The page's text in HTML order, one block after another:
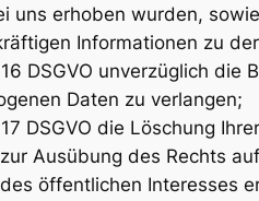
uns erhoben wurden,
Informationen zu
DSGVO unverzüglich die
Daten zu verlangen;
DSGVO die Löschung
Ausübung des Rechts
öffentlichen Interesses